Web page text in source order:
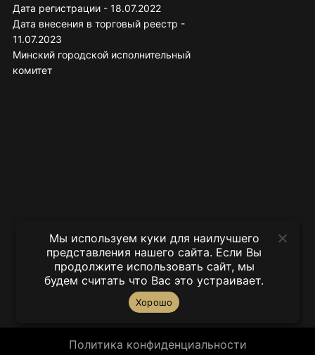
Дата регистрации - 18.07.2022
Дата внесения в торговый реестр -
11.07.2023
Минский городской исполнительный
комитет
Политика конфиденциальности
Мы используем куки для наилучшего
представления нашего сайта. Если Вы
продолжите использовать сайт, мы
будем считать что Вас это устраивает.
Хорошо